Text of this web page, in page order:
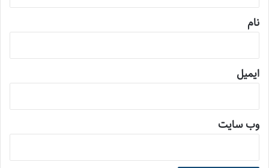
نام
ایمیل
وب‌ سایت